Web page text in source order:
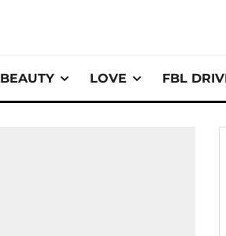
BEAUTY LOVE FBL